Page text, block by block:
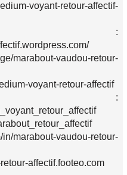
voyant-retour-affectif-
:
vaudou-retour-
voyant-retour-affectif
:
marabout-vaudou-retour-
affectif.footeo.com